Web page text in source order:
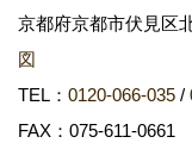
京都府京都市伏見
図
TEL： 0120-066-035 /
FAX：075-611-0661